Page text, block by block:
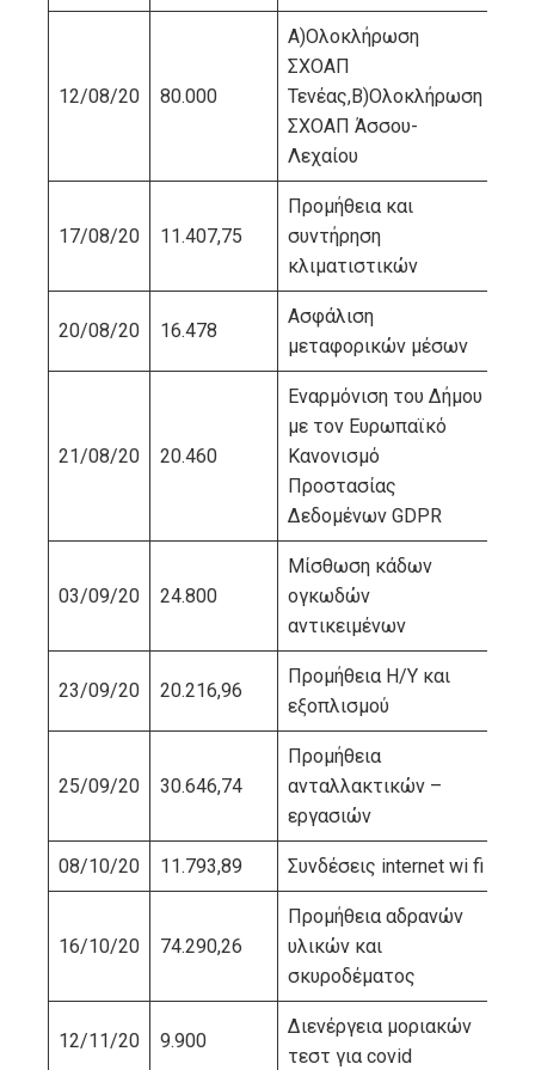
12/08/20 80.000
Α)Ολοκλήρωση
ΣΧΟΑΠ
Τενέας,Β)Ολοκλήρωση
ΣΧΟΑΠ Άσσου-
Λεχαίου
17/08/20 11.407,75
Προμήθεια και
συντήρηση
κλιματιστικών
20/08/20 16.478
Ασφάλιση
μεταφορικών μέσων
21/08/20 20.460
Εναρμόνιση του Δήμου
με τον Ευρωπαϊκό
Κανονισμό
Προστασίας
Δεδομένων GDPR
03/09/20 24.800
Μίσθωση κάδων
ογκωδών
αντικειμένων
23/09/20 20.216,96
Προμήθεια Η/Υ και
εξοπλισμού
25/09/20 30.646,74
Προμήθεια
ανταλλακτικών –
εργασιών
08/10/20 11.793,89 Συνδέσεις internet wi fi
16/10/20 74.290,26
Προμήθεια αδρανών
υλικών και
σκυροδέματος
12/11/20 9.900
Διενέργεια μοριακών
τεστ για covid